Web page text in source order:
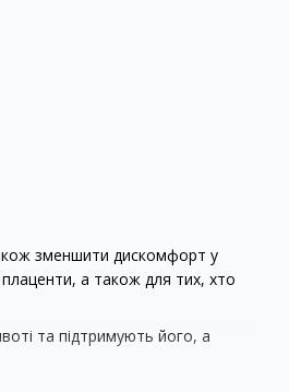
зменшити дискомфорт у
а також для тих, хто
та підтримують його, а